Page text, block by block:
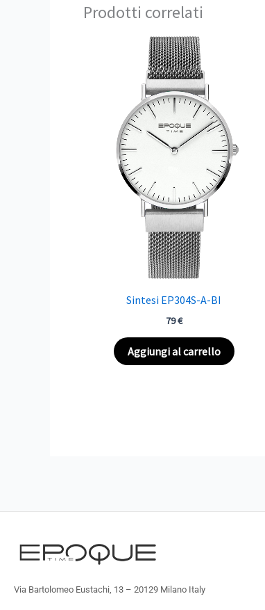
Prodotti correlati
Sintesi EP304S-A-BI
79€
Aggiungi al carrello
Via Bartolomeo Eustachi, 13 – 20129 Milano Italy